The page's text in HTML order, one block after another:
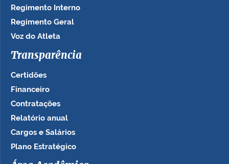
Regimento Interno
Regimento Geral
Voz do Atleta
Transparência
Certidões
Financeiro
Contratações
Relatório anual
Cargos e Salários
Plano Estratégico